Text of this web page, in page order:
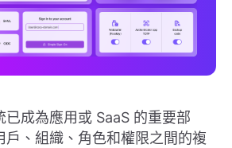
已成為應用或 SaaS 的重要部
戶、組織、角色和權限之間的複